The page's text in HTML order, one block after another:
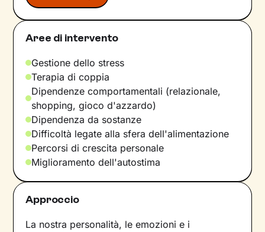
Aree di intervento
Gestione dello stress
Terapia di coppia
Dipendenze comportamentali (relazionale,
shopping, gioco d'azzardo)
Dipendenza da sostanze
Difficoltà legate alla sfera dell'alimentazione
Percorsi di crescita personale
Miglioramento dell'autostima
Approccio
La nostra personalità, le emozioni e i